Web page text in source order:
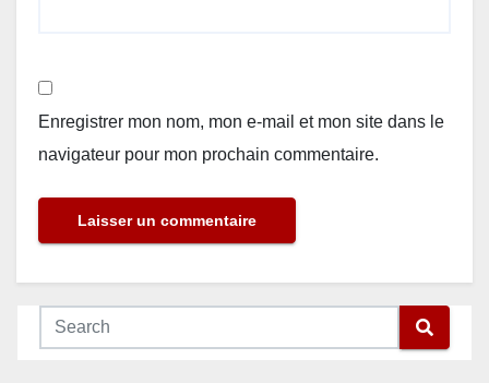
Enregistrer mon nom, mon e-mail et mon site dans le
navigateur pour mon prochain commentaire.